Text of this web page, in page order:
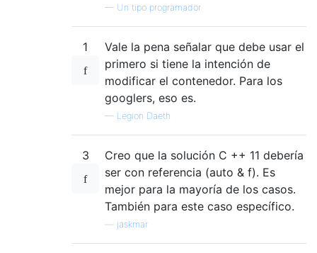
— Un tipo programador
1
Vale la pena señalar que debe usar el
primero si tiene la intención de
modificar el contenedor. Para los
googlers, eso es.
— Legion Daeth
3
Creo que la solución C ++ 11 debería
ser con referencia (auto & f). Es
mejor para la mayoría de los casos.
También para este caso específico.
jaskmar